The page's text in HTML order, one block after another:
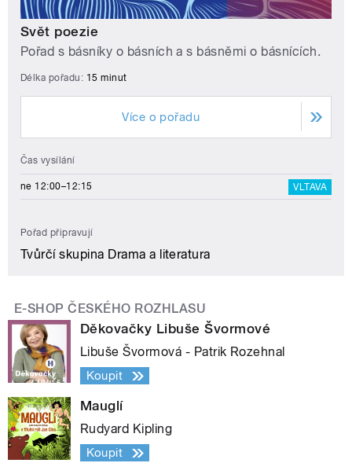
Svět poezie
Pořad s básníky o básních a s básněmi o básnících.
Délka pořadu: 15 minut
Více o pořadu
Čas vysílání
ne 12:00–12:15 VLTAVA
Pořad připravují
Tvůrčí skupina Drama a literatura
E-SHOP ČESKÉHO ROZHLASU
Děkovačky Libuše Švormové
Libuše Švormová - Patrik Rozehnal
Koupit
Mauglí
Rudyard Kipling
Koupit